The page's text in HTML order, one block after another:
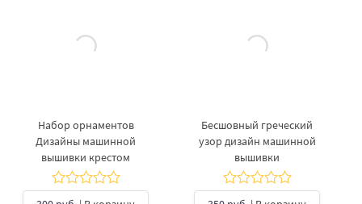
Набор орнаментов
Дизайны машинной
вышивки крестом
Бесшовный греческий
узор дизайн машинной
вышивки